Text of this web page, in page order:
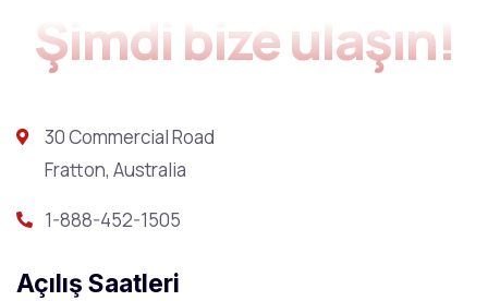
Şimdi bize ulaşın!
30 Commercial Road
Fratton, Australia
1-888-452-1505
Açılış Saatleri